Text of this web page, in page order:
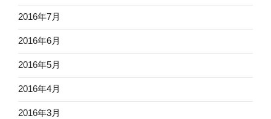
2016年7月
2016年6月
2016年5月
2016年4月
2016年3月